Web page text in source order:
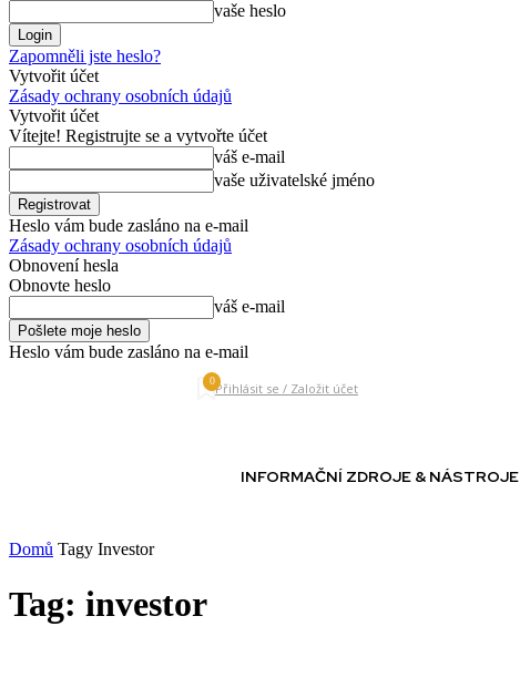
vaše heslo
Zapomněli jste heslo?
Vytvořit účet
Zásady ochrany osobních údajů
Vytvořit účet
Vítejte! Registrujte se a vytvořte účet
váš e-mail
vaše uživatelské jméno
Heslo vám bude zasláno na e-mail
Zásady ochrany osobních údajů
Obnovení hesla
Obnovte heslo
váš e-mail
Heslo vám bude zasláno na e-mail
0Přihlásit se / Založit účet
INFORMAČNÍ ZDROJE & NÁSTROJE
Domů Tagy Investor
Tag: investor